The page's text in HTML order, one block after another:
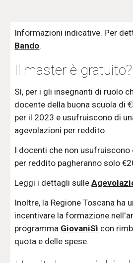
Informazioni indicative. Per
Bando.
Il master è gratuito?
Sì, per i gli insegnanti di ruolo
docente della buona scuola di
per il 2023 e usufruiscono di
agevolazioni per reddito.
I docenti che non usufruiscono
per reddito pagheranno solo
Leggi i dettagli sulle
Inoltre, la Regione Toscana ha
incentivare la formazione
programma GiovaniSì con
quota e delle spese.